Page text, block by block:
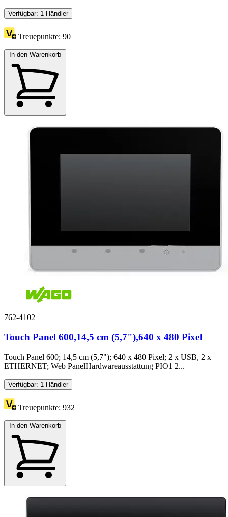
Verfügbar: 1 Händler
Treuepunkte: 90
In den Warenkorb
762-4102
Touch Panel 600,14,5 cm (5,7"),640 x 480 Pixel
Touch Panel 600; 14,5 cm (5,7"); 640 x 480 Pixel; 2 x USB, 2 x
ETHERNET; Web PanelHardwareausstattung PIO1 2...
Verfügbar: 1 Händler
Treuepunkte: 932
In den Warenkorb